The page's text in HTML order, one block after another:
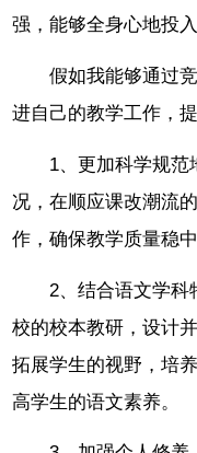
强，能够全身心地投
假如我能够通过
进自己的教学工作，
1、更加科学规范
况，在顺应课改潮流
作，确保教学质量稳中
2、结合语文学科
校的校本教研，设计
拓展学生的视野，培
高学生的语文素养。